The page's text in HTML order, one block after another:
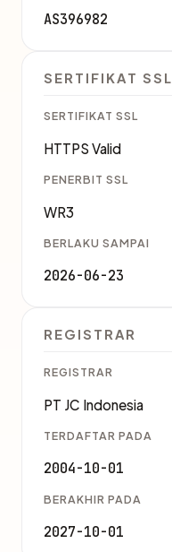
AS396982
SERTIFIKAT SSL
SERTIFIKAT SSL
HTTPS Valid
PENERBIT SSL
WR3
BERLAKU SAMPAI
2026-06-23
REGISTRAR
REGISTRAR
PT JC Indonesia
TERDAFTAR PADA
2004-10-01
BERAKHIR PADA
2027-10-01